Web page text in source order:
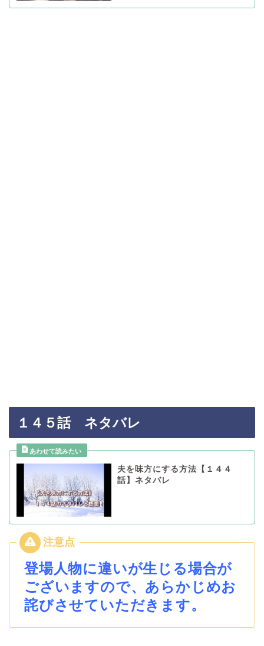
１４５話 ネタバレ
夫を味方にする方法【１４４
話】ネタバレ
登場人物に違いが生じる場合が
ございますので、あらかじめお
詫びさせていただきます。